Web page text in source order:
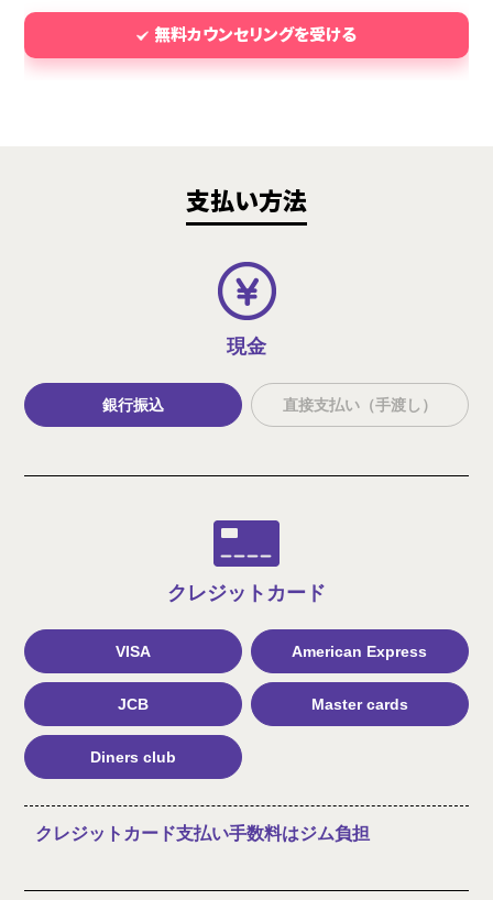
無料カウンセリングを受ける
支払い方法
現金
銀行振込 直接支払い（手渡し）
クレジット カード
VISA American Express
JCB Master cards
Diners club
クレジットカード支払い手数料はジム負担